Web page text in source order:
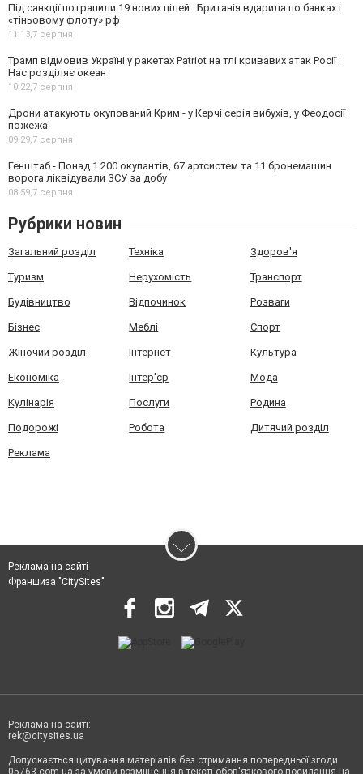
Під санкції потрапили 19 нових цілей . Британія вдарила по банках і
«тіньовому флоту» рф
11:13,7 серпня
Трамп відмовив Україні у ракетах Patriot на тлі кривавих атак Росії :
Нас розділяє океан
10:22,7 серпня
Дрони атакують окупований Крим - у Керчі серія вибухів, у Феодосії
пожежа
09:29,7 серпня
Генштаб - Понад 1 200 окупантів, 67 артсистем та 11 бронемашин
ворога ліквідували ЗСУ за добу
08:59,7 серпня
Рубрики новин
Загальний розділ Техніка Здоров'я
Туризм Нерухомість Транспорт
Будівництво Відпочинок Розваги
Бізнес Меблі Спорт
Жіночий розділ Інтернет Культура
Економіка Інтер'єр Мода
Кулінарія Послуги Родина
Подорожі Робота Дитячий розділ
Реклама
Реклама на сайті
Франшиза "CitySites"
Реклама на сайті:
rek@citysites.ua
Допускається цитування матеріалів без отримання попередньої згоди
05763.com.ua за умови розміщення в тексті обов'язкового посилання на